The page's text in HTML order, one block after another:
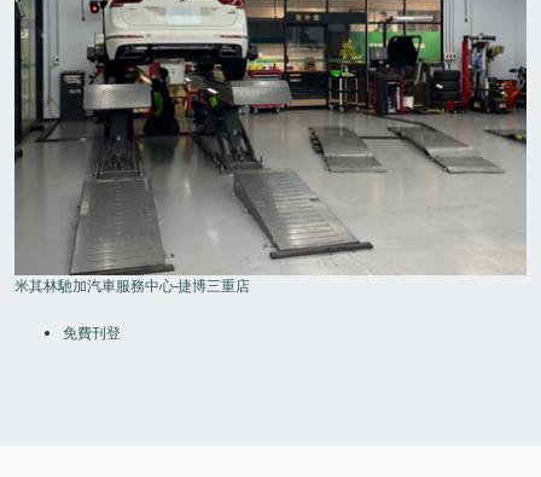
米其林馳加汽車服務中心-捷博三重店
MENU免費刊登